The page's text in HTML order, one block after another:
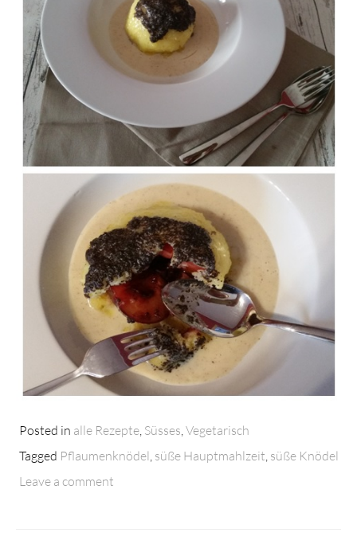
Posted in alle Rezepte Süsses Vegetarisch
Tagged Pflaumenknödel süße Hauptmahlzeit süße Knödel
Leave a comment